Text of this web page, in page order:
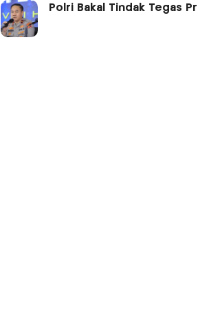
Polri Bakal Tindak Tegas